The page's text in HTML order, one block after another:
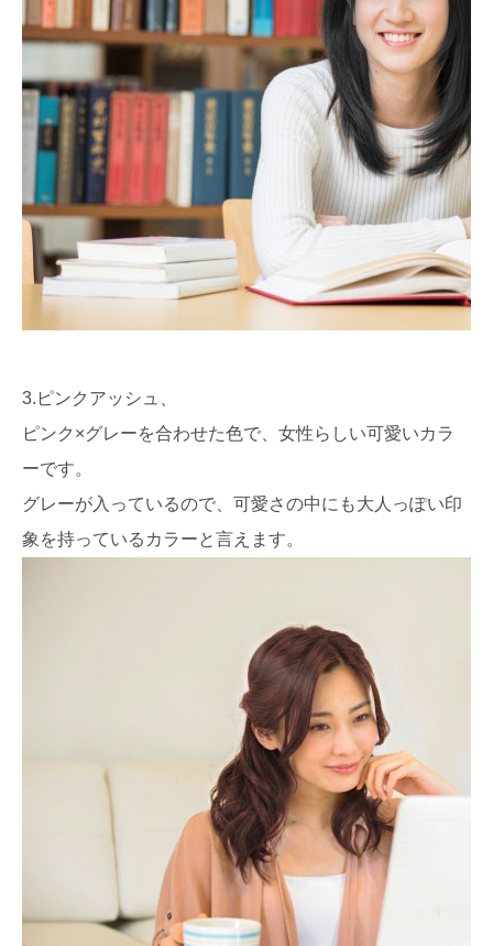
3.ピンクアッシュ、
ピンク×グレーを合わせた色で、女性らしい可愛いカラ
ーです。
グレーが入っているので、可愛さの中にも大人っぽい印
象を持っているカラーと言えます。